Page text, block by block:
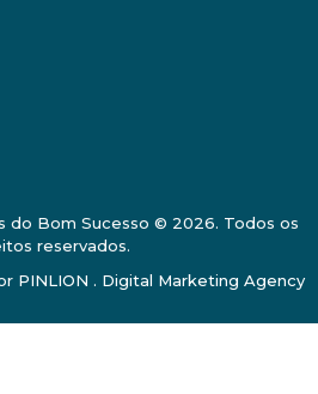
do Bom Sucesso © 2026. Todos os
reservados.
PINLION . Digital Marketing Agency